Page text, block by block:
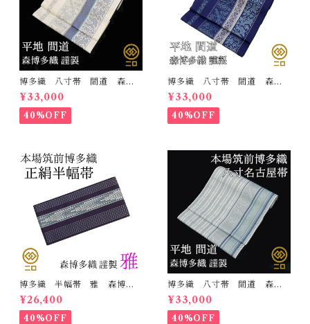
博多織 八寸帯 間道 森博
多織 正絹 日本製 未仕立
て 名古屋帯
¥33,000
40%OFF
博多織 八寸帯 間道 森博
多織 正絹 日本製 未仕立
て 名古屋帯
¥33,000
40%OFF
博多織 半幅帯 雅 森博多
織 正絹 リバーシブル 長
さ/3m78cm 日本製 和装
小袋帯 半巾帯
¥26,400
40%OFF
博多織 八寸帯 間道 森博
多織 正絹 日本製 未仕立
て 名古屋帯
¥33,000
40%OFF